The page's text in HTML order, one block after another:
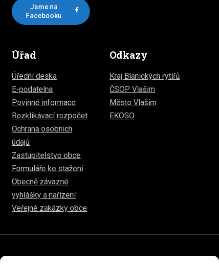
Jsme na
Facebooku
Úřad
Úřední deska
E-podatelna
Povinné informace
Rozklikávací rozpočet
Ochrana osobních
údajů
Zastupitelstvo obce
Formuláře ke stažení
Obecně závazné
vyhlášky a nařízení
Veřejné zakázky obce
Odkazy
Kraj Blanických rytířů
ČSOP Vlašim
Město Vlašim
EKOSO